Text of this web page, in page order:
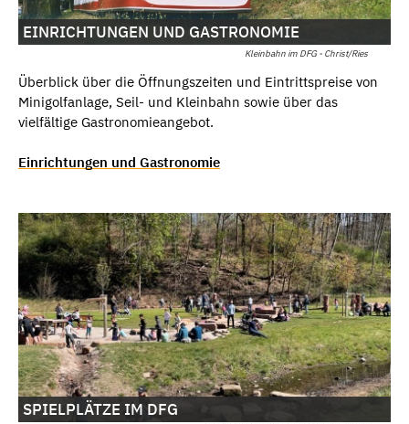
Kleinbahn im DFG - Christ/Ries
EINRICHTUNGEN UND GASTRONOMIE
Überblick über die Öffnungszeiten und Eintrittspreise von
Minigolfanlage, Seil- und Kleinbahn sowie über das
vielfältige Gastronomieangebot.
Einrichtungen und Gastronomie
SPIELPLÄTZE IM DFG